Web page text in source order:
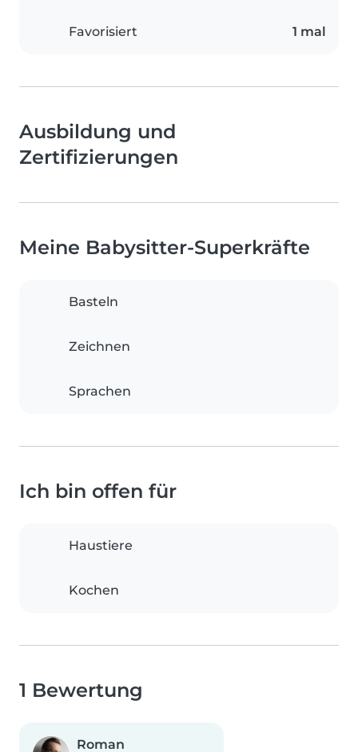
Favorisiert 1 mal
Ausbildung und
Zertifizierungen
Meine Babysitter-Superkräfte
Basteln
Zeichnen
Sprachen
Ich bin offen für
Haustiere
Kochen
1 Bewertung
Roman